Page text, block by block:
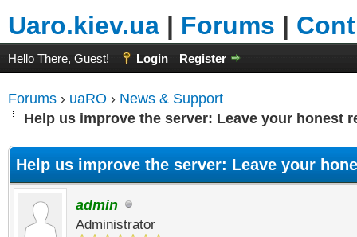
Uaro.kiev.ua | Forums |
Hello There, Guest! Login Register
Forums › uaRO › News & Support
Help us improve the server: Leave your honest
Help us improve the server: Leave your
admin
Administrator